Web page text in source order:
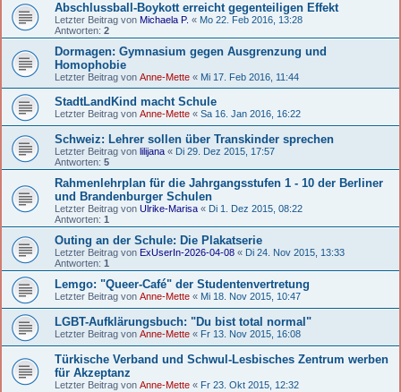
Abschlussball-Boykott erreicht gegenteiligen Effekt
Letzter Beitrag von Michaela P. « Mo 22. Feb 2016, 13:28
Antworten: 2
Dormagen: Gymnasium gegen Ausgrenzung und
Homophobie
Letzter Beitrag von Anne-Mette « Mi 17. Feb 2016, 11:44
StadtLandKind macht Schule
Letzter Beitrag von Anne-Mette « Sa 16. Jan 2016, 16:22
Schweiz: Lehrer sollen über Transkinder sprechen
Letzter Beitrag von lilijana « Di 29. Dez 2015, 17:57
Antworten: 5
Rahmenlehrplan für die Jahrgangsstufen 1 - 10 der Berliner
und Brandenburger Schulen
Letzter Beitrag von Ulrike-Marisa « Di 1. Dez 2015, 08:22
Antworten: 1
Outing an der Schule: Die Plakatserie
Letzter Beitrag von ExUserIn-2026-04-08 « Di 24. Nov 2015, 13:33
Antworten: 1
Lemgo: "Queer-Café" der Studentenvertretung
Letzter Beitrag von Anne-Mette « Mi 18. Nov 2015, 10:47
LGBT-Aufklärungsbuch: "Du bist total normal"
Letzter Beitrag von Anne-Mette « Fr 13. Nov 2015, 16:08
Türkische Verband und Schwul-Lesbisches Zentrum werben
für Akzeptanz
Letzter Beitrag von Anne-Mette « Fr 23. Okt 2015, 12:32